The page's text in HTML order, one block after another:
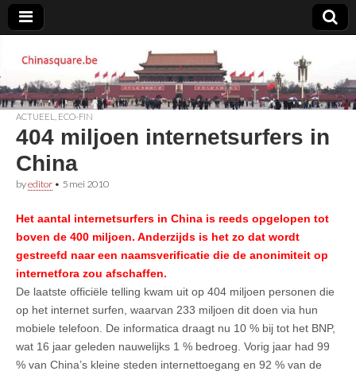
Chinasquare.be
ACTUEEL ECO-FIN
404 miljoen internetsurfers in
China
byeditor • 5 mei 2010
Het aantal internetsurfers in China is reeds opgelopen tot
boven de 400 miljoen. Anderzijds is het zo dat wordt
gestreefd naar een naamsverificatie die de anonimiteit op
internetfora zou afschaffen.
De laatste officiële telling kwam uit op 404 miljoen personen die
op het internet surfen, waarvan 233 miljoen dit doen via hun
mobiele telefoon. De informatica draagt nu 10 % bij tot het BNP,
wat 16 jaar geleden nauwelijks 1 % bedroeg. Vorig jaar had 99
% van China’s kleine steden internettoegang en 92 % van de